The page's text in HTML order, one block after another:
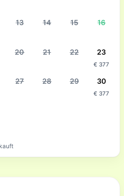
13 14 15 16
20 21 22 23
€ 377
27 28 29 30
€ 377